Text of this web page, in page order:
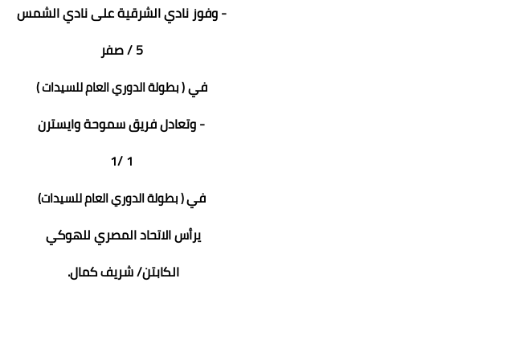
- وفوز نادي الشرقية على نادي الشمس
5 / صفر
في( بطولة الدوري العام للسيدات )
- وتعادل فريق سموحة وايسترن
في( بطولة الدوري العام للسيدات)
يرأس الاتحاد المصري للهوكي
الكابتن/ شريف كمال.